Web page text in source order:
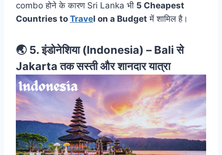
combo होने के कारण Sri Lanka भी 5 Cheapest
Countries to Travel on a Budget में शामिल है।
🌏 5.इंडोनेशिया (Indonesia) – Baliसे
Jakartaतक सस्ती और शानदार यात्रा